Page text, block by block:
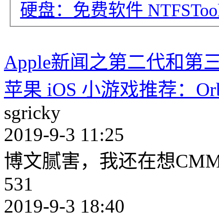
硬盘：免费软件
Apple新闻之第二代和第
苹果 iOS 小游戏推荐：
sgricky
2019-9-3 11:25
博文腻害，我还在想
531
2019-9-3 18:40